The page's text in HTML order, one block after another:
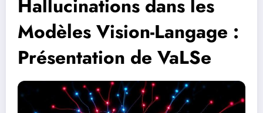
Hallucinations dans les
Modèles Vision-Langage :
Présentation de VaLSe